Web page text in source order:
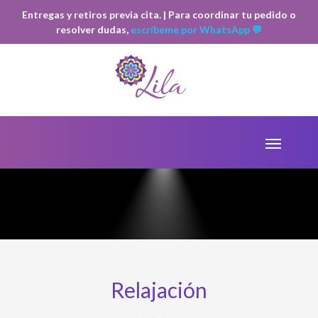
Entregas y retiros previa cita. | Para coordinar tu pedido o
resolver dudas, escríbeme por WhatsApp 💬
Relajación